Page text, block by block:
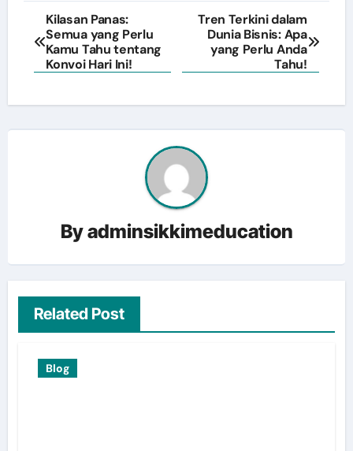
Post
navigation
Kilasan Panas:
Semua yang Perlu
Kamu Tahu tentang
Konvoi Hari Ini!
Tren Terkini dalam
Dunia Bisnis: Apa
yang Perlu Anda
Tahu!
Byadminsikkimeducation
Related Post
Blog